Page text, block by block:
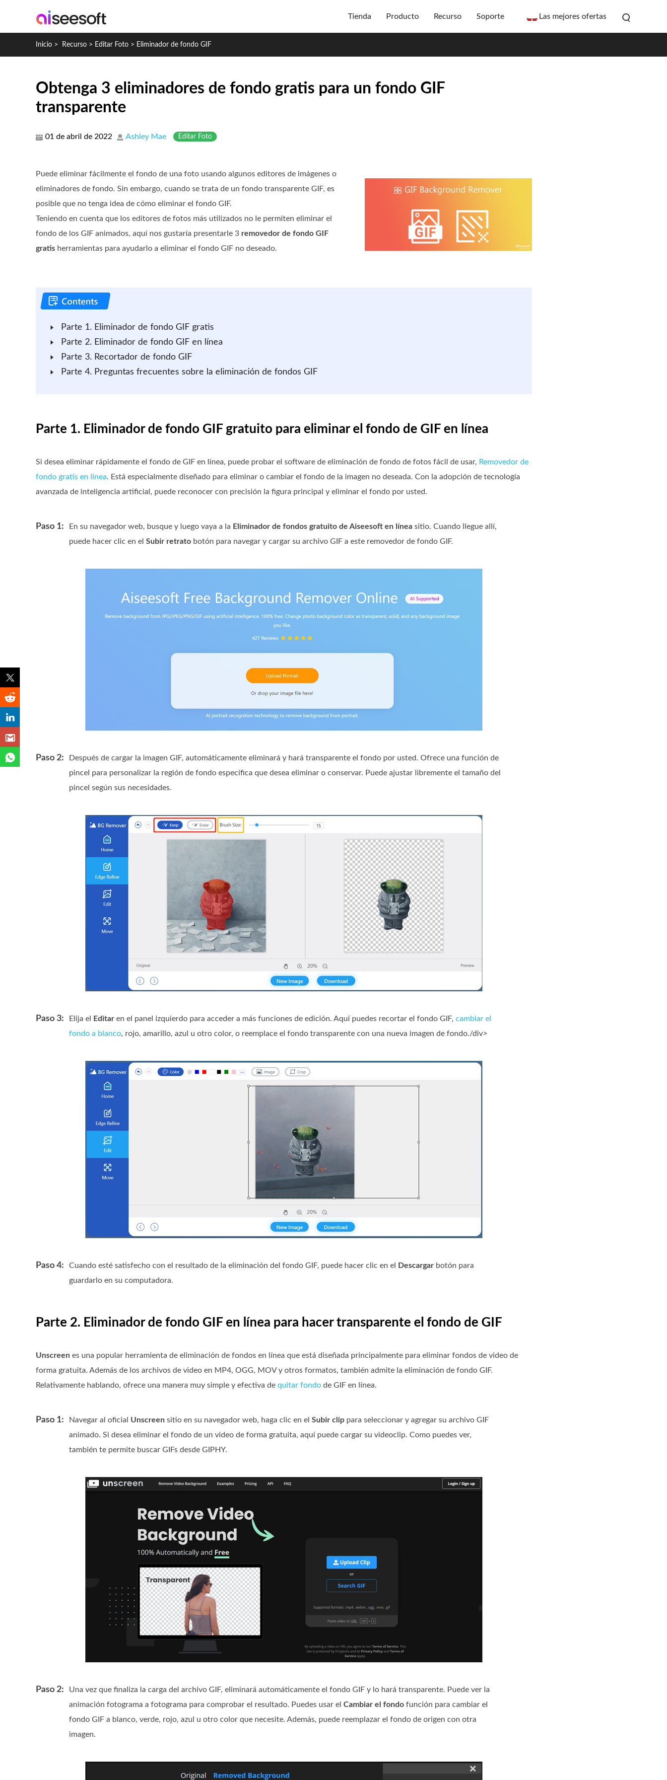
Tienda Producto Recurso Soporte Las mejores ofertas
Inicio > Recurso > Editar Foto > Eliminador de fondo GIF
Obtenga 3 eliminadores de fondo gratis para un fondo GIF
transparente
01 de abril de 2022 Ashley Mae Editar Foto
Puede eliminar fácilmente el fondo de una foto usando algunos editores de imágenes o
eliminadores de fondo. Sin embargo, cuando se trata de un fondo transparente GIF, es
posible que no tenga idea de cómo eliminar el fondo GIF.
Teniendo en cuenta que los editores de fotos más utilizados no le permiten eliminar el
fondo de los GIF animados, aquí nos gustaría presentarle 3 removedor de fondo GIF
gratis herramientas para ayudarlo a eliminar el fondo GIF no deseado.
Parte 1. Eliminador de fondo GIF gratis
Parte 2. Eliminador de fondo GIF en línea
Parte 3. Recortador de fondo GIF
Parte 4. Preguntas frecuentes sobre la eliminación de fondos GIF
Parte 1. Eliminador de fondo GIF gratuito para eliminar el fondo de GIF en línea
Si desea eliminar rápidamente el fondo de GIF en línea, puede probar el software de eliminación de fondo de fotos fácil de usar, Removedor de
fondo gratis en línea. Está especialmente diseñado para eliminar o cambiar el fondo de la imagen no deseada. Con la adopción de tecnología
avanzada de inteligencia artificial, puede reconocer con precisión la figura principal y eliminar el fondo por usted.
Paso 1: En su navegador web, busque y luego vaya a la Eliminador de fondos gratuito de Aiseesoft en línea sitio. Cuando llegue allí,
puede hacer clic en el Subir retrato botón para navegar y cargar su archivo GIF a este removedor de fondo GIF.
Paso 2:
Después de cargar la imagen GIF, automáticamente eliminará y hará transparente el fondo por usted. Ofrece una función de
pincel para personalizar la región de fondo específica que desea eliminar o conservar. Puede ajustar libremente el tamaño del
pincel según sus necesidades.
Paso 3: Elija el Editar en el panel izquierdo para acceder a más funciones de edición. Aquí puedes recortar el fondo GIF, cambiar el
fondo a blanco, rojo, amarillo, azul u otro color, o reemplace el fondo transparente con una nueva imagen de fondo./div>
Paso 4: Cuando esté satisfecho con el resultado de la eliminación del fondo GIF, puede hacer clic en el Descargar botón para
guardarlo en su computadora.
Parte 2. Eliminador de fondo GIF en línea para hacer transparente el fondo de GIF
Unscreen es una popular herramienta de eliminación de fondos en línea que está diseñada principalmente para eliminar fondos de video de
forma gratuita. Además de los archivos de video en MP4, OGG, MOV y otros formatos, también admite la eliminación de fondo GIF.
Relativamente hablando, ofrece una manera muy simple y efectiva de quitar fondo de GIF en línea.
Paso 1: Navegar al oficial Unscreen sitio en su navegador web, haga clic en el Subir clip para seleccionar y agregar su archivo GIF
animado. Si desea eliminar el fondo de un video de forma gratuita, aquí puede cargar su videoclip. Como puedes ver,
también te permite buscar GIFs desde GIPHY.
Paso 2:
Una vez que finaliza la carga del archivo GIF, eliminará automáticamente el fondo GIF y lo hará transparente. Puede ver la
animación fotograma a fotograma para comprobar el resultado. Puedes usar el Cambiar el fondo función para cambiar el
fondo GIF a blanco, verde, rojo, azul u otro color que necesite. Además, puede reemplazar el fondo de origen con otra
imagen.